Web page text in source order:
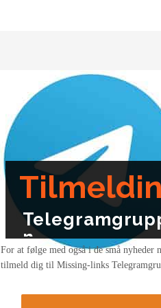
n
For at følge med også i de små nyheder
tilmeld dig til Missing-links